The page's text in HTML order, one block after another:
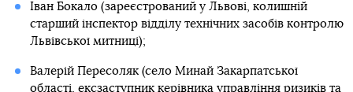
Іван Бокало (зареєстрований у Львові, колишній
старший інспектор відділу технічних засобів контролю
Львівської митниці);
Валерій Пересоляк (село Минай Закарпатської
області, ексзаступник керівника управління ризиків та